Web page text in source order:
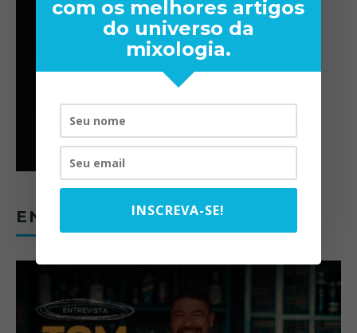
ENTREVISTAS
com os melhores artigos
do universo da
mixologia.
INSCREVA-SE!